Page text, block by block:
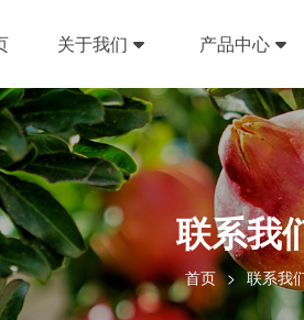
关于我们 产品中心
联系我
首页 联系我